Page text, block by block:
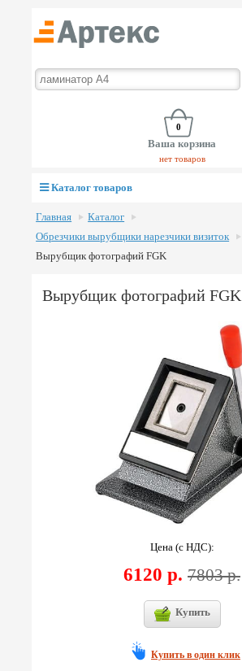
0
Ваша корзина
нет товаров
Каталог товаров
Главная
Каталог
Обрезчики вырубщики нарезчики визиток
Вырубщик фотографий FGK
Вырубщик фотографий FGK
Цена (с НДС):
6120 р. 7803 р.
Купить
Купить в один клик